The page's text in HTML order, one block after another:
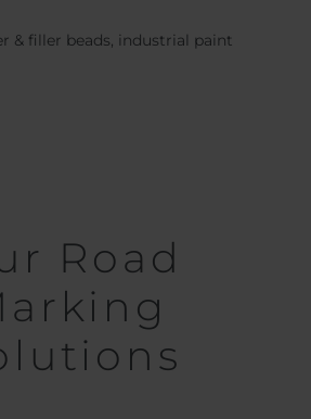
& filler beads, industrial paint
Road